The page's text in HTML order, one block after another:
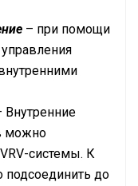
– при помощи
Внутренние
можно
VRV-системы. К
до